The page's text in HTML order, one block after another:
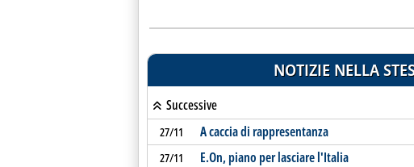
NOTIZIE NELLA
Successive
27/11 A caccia di rappresentanza
27/11 E.On, piano per lasciare l'Italia